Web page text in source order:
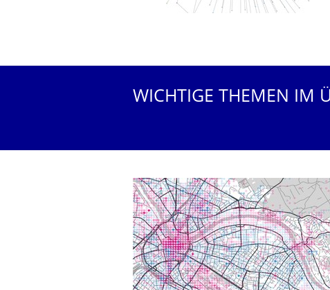
WICHTIGE THEMEN IM